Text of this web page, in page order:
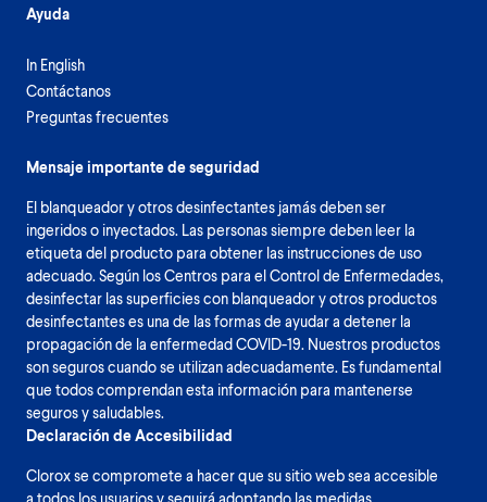
Ayuda
In English
Contáctanos
Preguntas frecuentes
Mensaje importante de seguridad
El blanqueador y otros desinfectantes jamás deben ser
ingeridos o inyectados. Las personas siempre deben leer la
etiqueta del producto para obtener las instrucciones de uso
adecuado. Según los Centros para el Control de Enfermedades,
desinfectar las superficies con blanqueador y otros productos
desinfectantes es una de las formas de ayudar a detener la
propagación de la enfermedad COVID-19. Nuestros productos
son seguros cuando se utilizan adecuadamente. Es fundamental
que todos comprendan esta información para mantenerse
seguros y saludables.
Declaración de Accesibilidad
Clorox se compromete a hacer que su sitio web sea accesible
a todos los usuarios y seguirá adoptando las medidas